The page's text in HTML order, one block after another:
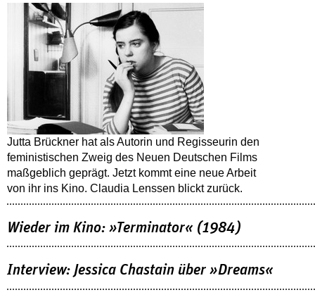
Jutta Brückner hat als Autorin und Regisseurin den
feministischen Zweig des Neuen Deutschen Films
maßgeblich geprägt. Jetzt kommt eine neue Arbeit
von ihr ins Kino. Claudia Lenssen blickt zurück.
Wieder im Kino: »Terminator« (1984)
Interview: Jessica Chastain über »Dreams«